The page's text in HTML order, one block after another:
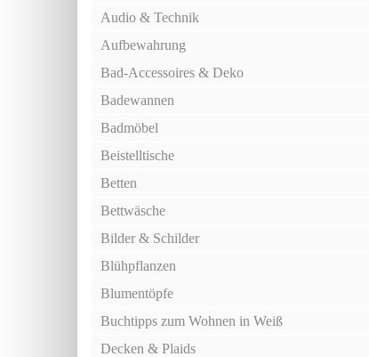
Audio & Technik
Aufbewahrung
Bad-Accessoires & Deko
Badewannen
Badmöbel
Beistelltische
Betten
Bettwäsche
Bilder & Schilder
Blühpflanzen
Blumentöpfe
Buchtipps zum Wohnen in Weiß
Decken & Plaids